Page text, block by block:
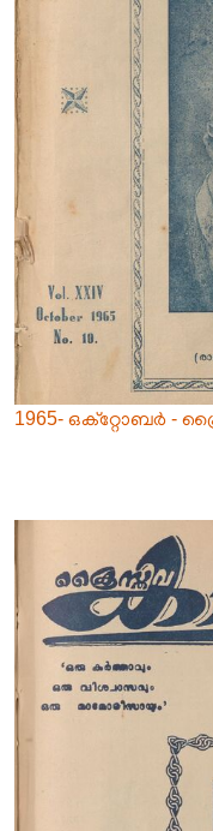
1965- ഒക്റ്റോബർ -